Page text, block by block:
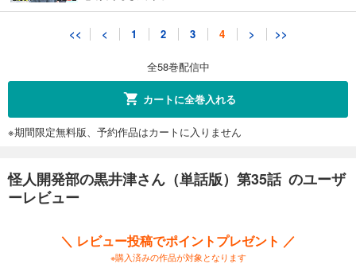
怪人開発部の黒井津さん（単話版）第40話
怪人開発部の黒井津さん（単話版）第41話
完結
怪人開発部の黒井津さん（単話版）第42話
<< < 1 2 3 4 > >>
全58巻配信中
カートに全巻入れる
※期間限定無料版、予約作品はカートに入りません
怪人開発部の黒井津さん（単話版）第35話 のユーザ
ーレビュー
＼ レビュー投稿でポイントプレゼント ／
※購入済みの作品が対象となります